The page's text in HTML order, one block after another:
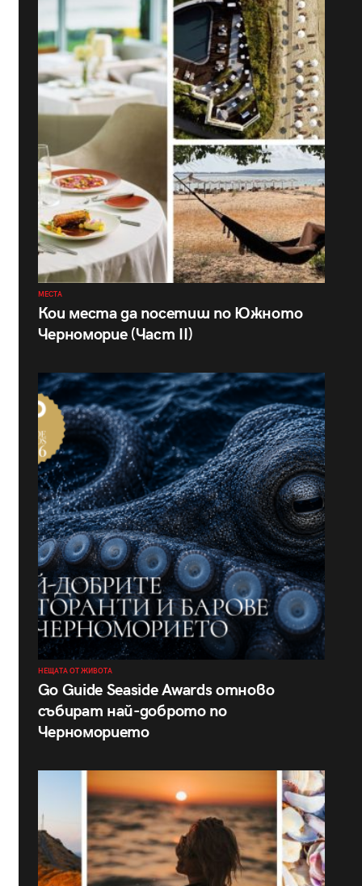
МЕСТА
Кои места да посетиш по Южното
Черноморие (Част II)
НЕЩАТА ОТ ЖИВОТА
Go Guide Seaside Awards отново
събират най-доброто по
Черноморието